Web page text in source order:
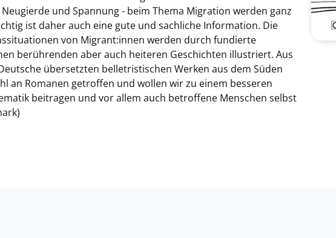
und Spannung - beim Thema Migration werden ganz
ist daher auch eine gute und sachliche Information. Die
von Migrant:innen werden durch fundierte
berührenden aber auch heiteren Geschichten illustriert. Aus
übersetzten belletristischen Werken aus dem Süden
an Romanen getroffen und wollen wir zu einem besseren
beitragen und vor allem auch betroffene Menschen selbst